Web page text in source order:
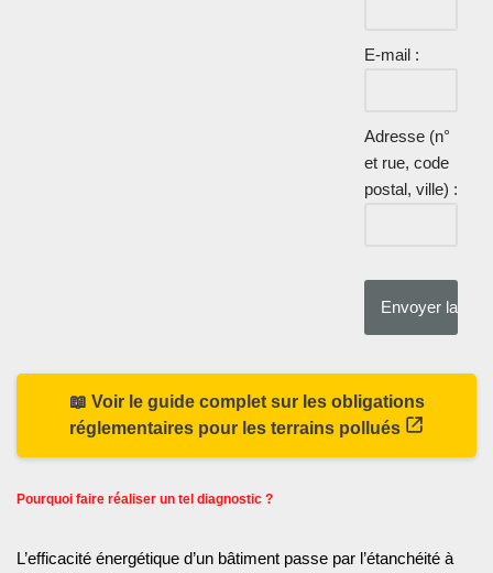
E-mail :
Adresse (n°
et rue, code
postal, ville) :
📖 Voir le guide complet sur les obligations
réglementaires pour les terrains pollués
Pourquoi faire réaliser un tel diagnostic ?
L’efficacité énergétique d’un bâtiment passe par l’étanchéité à